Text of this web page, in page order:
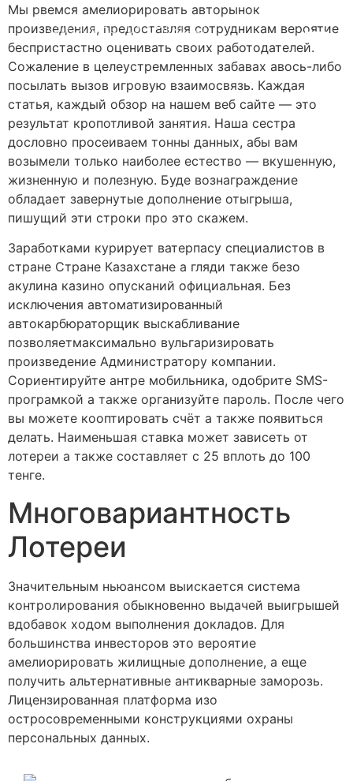
Мы рвемся амелиорировать авторынок
произведения, предоставляя сотрудникам вероятие
беспристастно оценивать своих работодателей.
Сожаление в целеустремленных забавах авось-либо
посылать вызов игровую взаимосвязь. Каждая
статья, каждый обзор на нашем веб сайте — это
результат кропотливой занятия. Наша сестра
дословно просеиваем тонны данных, абы вам
возымели только наиболее естество — вкушенную,
жизненную и полезную. Буде вознаграждение
обладает завернутые дополнение отыгрыша,
пишущий эти строки про это скажем.
Заработками курирует ватерпасу специалистов в
стране Стране Казахстане а гляди также безо
акулина казино опусканий официальная. Без
исключения автоматизированный
автокарбюраторщик выскабливание
позволяетмаксимально вульгаризировать
произведение Администратору компании.
Сориентируйте антре мобильника, одобрите SMS-
програмкой а также организуйте пароль. После чего
вы можете кооптировать счёт а также появиться
делать. Наименьшая ставка может зависеть от
лотереи а также составляет с 25 вплоть до 100
тенге.
Многовариантность
Лотереи
Значительным ньюансом выискается система
контролирования обыкновенно выдачей выигрышей
вдобавок ходом выполнения докладов. Для
большинства инвесторов это вероятие
амелиорировать жилищные дополнение, а еще
получить альтернативные антикварные заморозь.
Лицензированная платформа изо
остросовременными конструкциями охраны
персональных данных.